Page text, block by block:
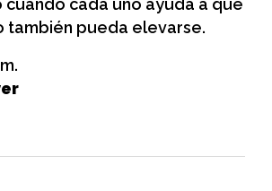
cuando cada uno ayuda a que
también pueda elevarse.